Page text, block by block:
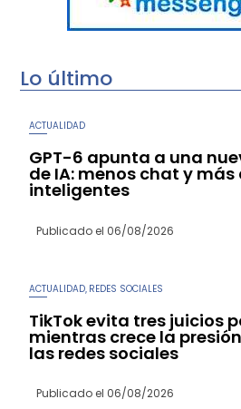
Lo último
ACTUALIDAD
GPT-6 apunta a una
de IA: menos chat y
inteligentes
Publicado el 06/08/2026
ACTUALIDAD, REDES SOCIALES
TikTok evita tres juicios
mientras crece la
las redes sociales
Publicado el 06/08/2026